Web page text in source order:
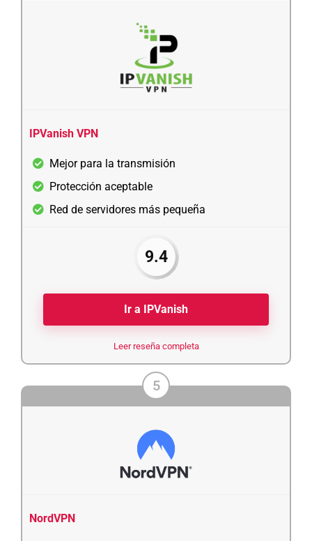
IPVanish VPN
Mejor para la transmisión
Protección aceptable
Red de servidores más pequeña
9.4
Ir a IPVanish
Leer reseña completa
5
NordVPN